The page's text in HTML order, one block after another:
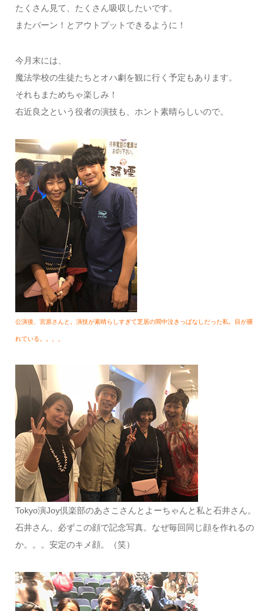
たくさん見て、たくさん吸収したいです。
またバーン！とアウトプットできるように！
今月末には、
魔法学校の生徒たちとオハ劇を観に行く予定もあります。
それもまためちゃ楽しみ！
右近良之という役者の演技も、ホント素晴らしいので。
公演後、宮原さんと。演技が素晴らしすぎて芝居の間中泣きっぱなしだった私。目が腫
れている。。。。
Tokyo演Joy倶楽部のあさこさんとよーちゃんと私と石井さん。
石井さん、必ずこの顔で記念写真。なぜ毎回同じ顔を作れるの
か。。。安定のキメ顔。（笑）